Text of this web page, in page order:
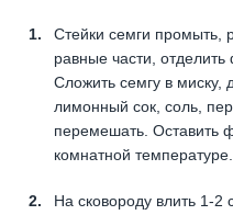
Стейки семги промыть,
равные части, отделить
Сложить семгу в миску,
лимонный сок, соль,
перемешать. Оставить
комнатной температуре.
На сковороду влить 1-2